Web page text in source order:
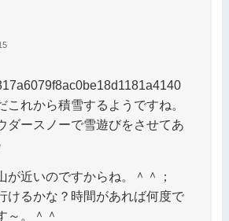
これから積雪するようですね。
ダースノーで雪遊びをさせてあ
が近いのですからね。＾＾；
けるかな？時間があれば何度で
～。＾＾